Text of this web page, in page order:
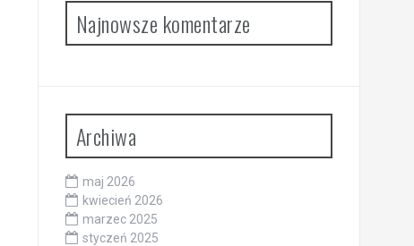
Najnowsze komentarze
Archiwa
maj 2026
kwiecień 2026
marzec 2025
styczeń 2025